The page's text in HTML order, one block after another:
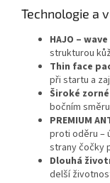
Technologie a
HAJO –
strukturou
Thin face
při startu a
Široké
bočním
PREMIUM
proti oděru –
strany čočky
Dlouhá
delší